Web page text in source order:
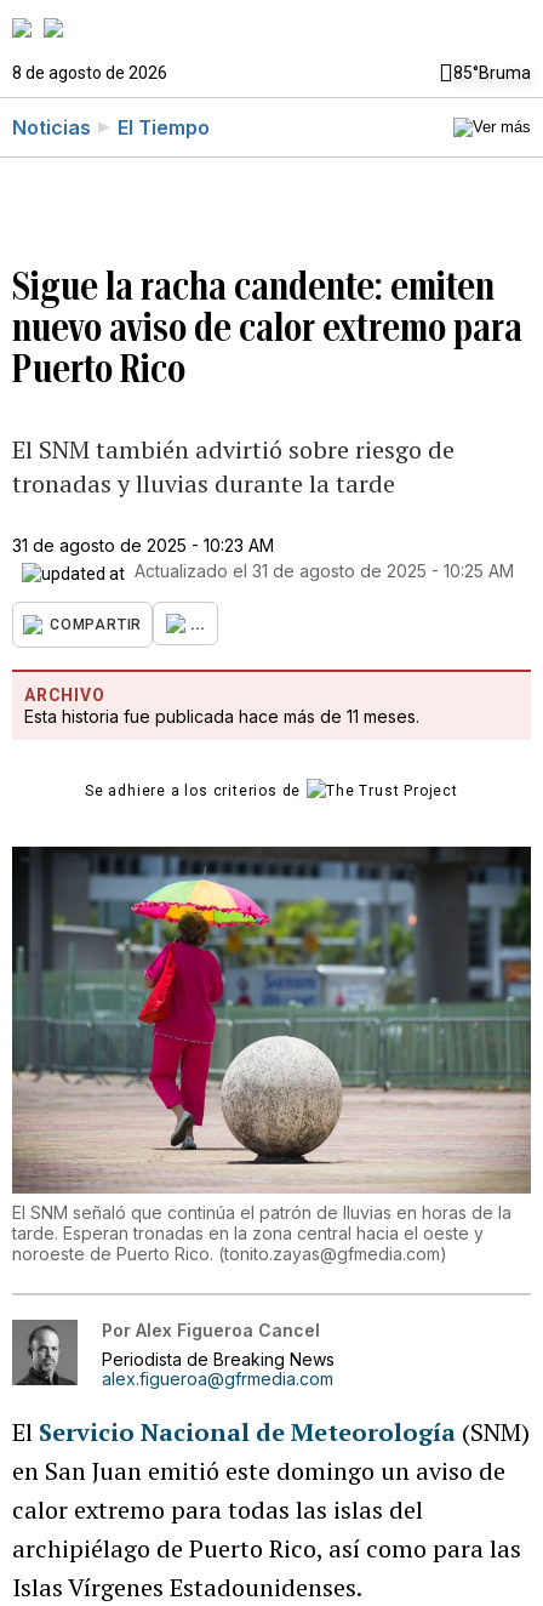
8 de agosto de 2026 85°Bruma
Noticias El Tiempo
Sigue la racha candente: emiten
nuevo aviso de calor extremo para
Puerto Rico
El SNM también advirtió sobre riesgo de
tronadas y lluvias durante la tarde
31 de agosto de 2025 - 10:23 AM
Actualizado el 31 de agosto de 2025 - 10:25 AM
COMPARTIR ...
ARCHIVO
Esta historia fue publicada hace más de 11 meses.
Se adhiere a los criterios de
El SNM señaló que continúa el patrón de lluvias en horas de la
tarde. Esperan tronadas en la zona central hacia el oeste y
noroeste de Puerto Rico. (tonito.zayas@gfmedia.com)
Por Alex Figueroa Cancel
Periodista de Breaking News
alex.figueroa@gfrmedia.com
El Servicio Nacional de Meteorología (SNM)
en San Juan emitió este domingo un aviso de
calor extremo para todas las islas del
archipiélago de Puerto Rico, así como para las
Islas Vírgenes Estadounidenses.